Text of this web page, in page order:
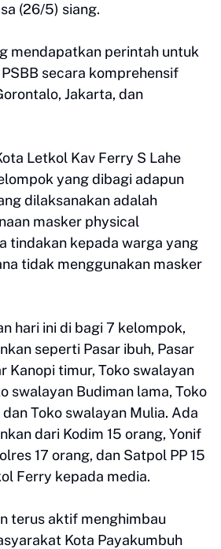
(26/5) siang.
mendapatkan perintah untuk
secara komprehensif
Jakarta, dan
Letkol Kav Ferry S Lahe
yang dibagi adapun
dilaksanakan adalah
masker physical
tindakan kepada warga yang
tidak menggunakan masker
hari ini di bagi 7 kelompok,
seperti Pasar ibuh, Pasar
Kanopi timur, Toko swalayan
swalayan Budiman lama, Toko
Toko swalayan Mulia. Ada
dari Kodim 15 orang, Yonif
17 orang, dan Satpol PP 15
Ferry kepada media.
terus aktif menghimbau
Kota Payakumbuh